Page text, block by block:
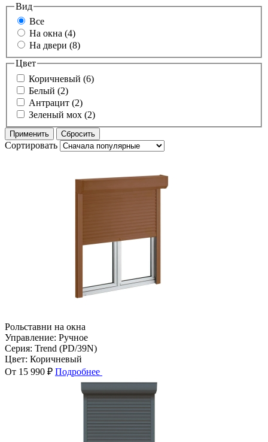
Вид
Все
На окна (4)
На двери (8)
Цвет
Коричневый (6)
Белый (2)
Антрацит (2)
Зеленый мох (2)
Сортировать
Рольставни на окна
Управление: Ручное
Серия: Trend (PD/39N)
Цвет: Коричневый
От 15 990 ₽ Подробнее